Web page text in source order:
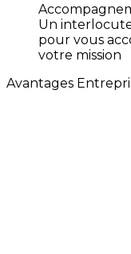
Un
pour vous
votre mission
Avantages